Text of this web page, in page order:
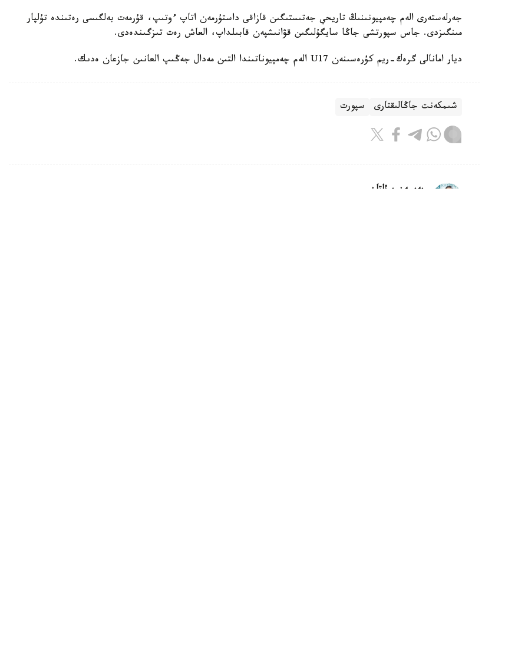
جەرلەستەرى الەم چەمپيونىنىڭ تاريحي جەتىستىگىن قازاقى داستۇرمەن اتاپ ءوتىپ، قۇرمەت بەلگىسى رەتىندە تۇلپار
مىنگىزدى. جاس سپورتشى جاڭا سايگۇلىگىن قۋانىشپەن قابىلداپ، العاش رەت تىزگىندەدى.
ديار امانالى گرەك-ريم كۇرەسىنەن U17 الەم چەمپيوناتىندا التىن مەدال جەڭىپ العانىن جازعان ەدىك.
شىمكەنت جاڭالىقتارى سپورت
بەيسەن سۇلتان